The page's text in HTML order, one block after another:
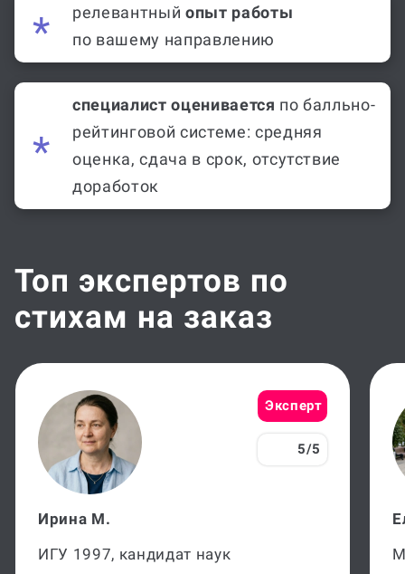
релевантный опыт работы
по вашему направлению
специалист оценивается по балльно-
рейтинговой системе: средняя
оценка, сдача в срок, отсутствие
доработок
Топ экспертов по
стихам на заказ
Эксперт
5/5
Ирина М.
ИГУ 1997, кандидат наук